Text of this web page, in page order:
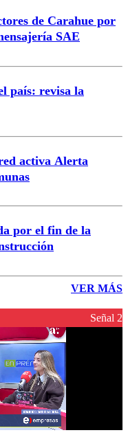
de Carahue por
SAE
país: revisa la
activa Alerta
por el fin de la
VER MÁS
Señal 2